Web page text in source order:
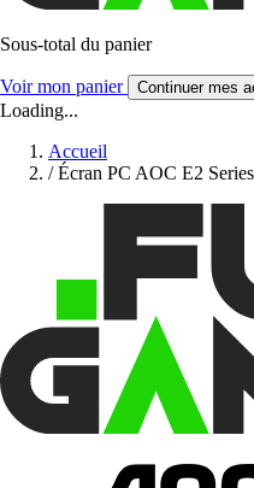
Sous-total du panier
Voir mon panier Continuer mes
Loading...
Accueil
/ Écran PC AOC E2